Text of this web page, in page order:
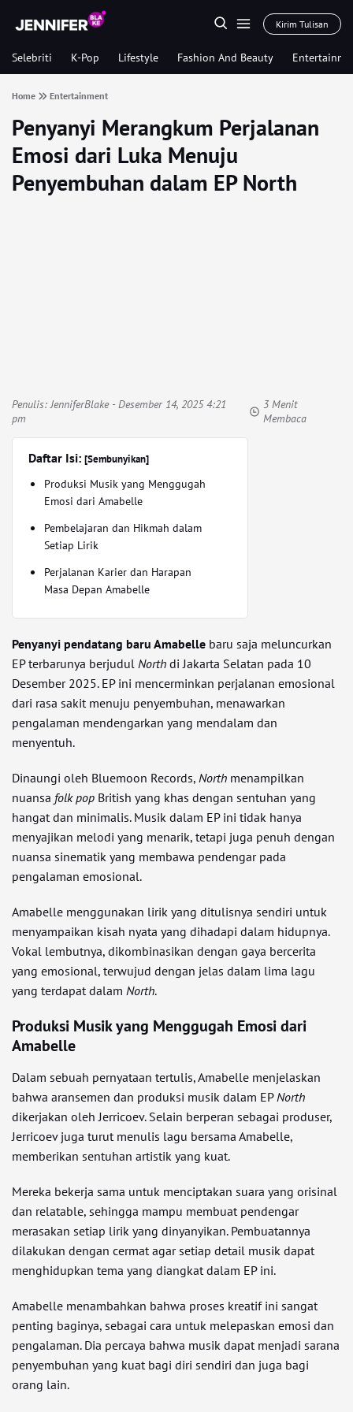
Kirim Tulisan
Selebriti K-Pop Lifestyle Fashion And Beauty
Home Entertainment
Penyanyi Merangkum Perjalanan
Emosi dari Luka Menuju
Penyembuhan dalam EP North
Penulis:JenniferBlake- Desember 14, 2025 4:21
pm
3 Menit
Membaca
Daftar Isi: [Sembunyikan]
Produksi Musik yang Menggugah
Emosi dari Amabelle
Pembelajaran dan Hikmah dalam
Setiap Lirik
Perjalanan Karier dan Harapan
Masa Depan Amabelle
Penyanyi pendatang baru Amabelle baru saja meluncurkan
EP terbarunya berjudul North di Jakarta Selatan pada 10
Desember 2025. EP ini mencerminkan perjalanan emosional
dari rasa sakit menuju penyembuhan, menawarkan
pengalaman mendengarkan yang mendalam dan
menyentuh.
Dinaungi oleh Bluemoon Records, North menampilkan
nuansa folk pop British yang khas dengan sentuhan yang
hangat dan minimalis. Musik dalam EP ini tidak hanya
menyajikan melodi yang menarik, tetapi juga penuh dengan
nuansa sinematik yang membawa pendengar pada
pengalaman emosional.
Amabelle menggunakan lirik yang ditulisnya sendiri untuk
menyampaikan kisah nyata yang dihadapi dalam hidupnya.
Vokal lembutnya, dikombinasikan dengan gaya bercerita
yang emosional, terwujud dengan jelas dalam lima lagu
yang terdapat dalam North.
Produksi Musik yang Menggugah Emosi dari
Amabelle
Dalam sebuah pernyataan tertulis, Amabelle menjelaskan
bahwa aransemen dan produksi musik dalam EPNorth
dikerjakan oleh Jerricoev. Selain berperan sebagai produser,
Jerricoev juga turut menulis lagu bersama Amabelle,
memberikan sentuhan artistik yang kuat.
Mereka bekerja sama untuk menciptakan suara yang orisinal
dan relatable, sehingga mampu membuat pendengar
merasakan setiap lirik yang dinyanyikan. Pembuatannya
dilakukan dengan cermat agar setiap detail musik dapat
menghidupkan tema yang diangkat dalam EP ini.
Amabelle menambahkan bahwa proses kreatif ini sangat
penting baginya, sebagai cara untuk melepaskan emosi dan
pengalaman. Dia percaya bahwa musik dapat menjadi sarana
penyembuhan yang kuat bagi diri sendiri dan juga bagi
orang lain.